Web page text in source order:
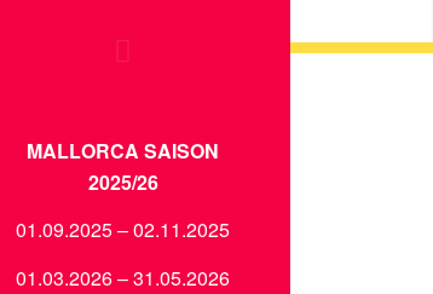
MALLORCA SAISON
2025/26
01.09.2025 – 02.11.2025
01.03.2026 – 31.05.2026